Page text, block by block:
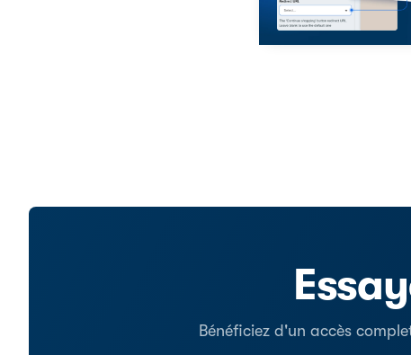
Bénéficiez d'un accès